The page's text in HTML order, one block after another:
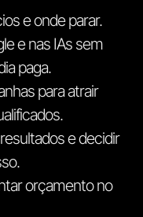
e onde parar.
e nas IAs sem
paga.
para atrair
e decidir
orçamento no